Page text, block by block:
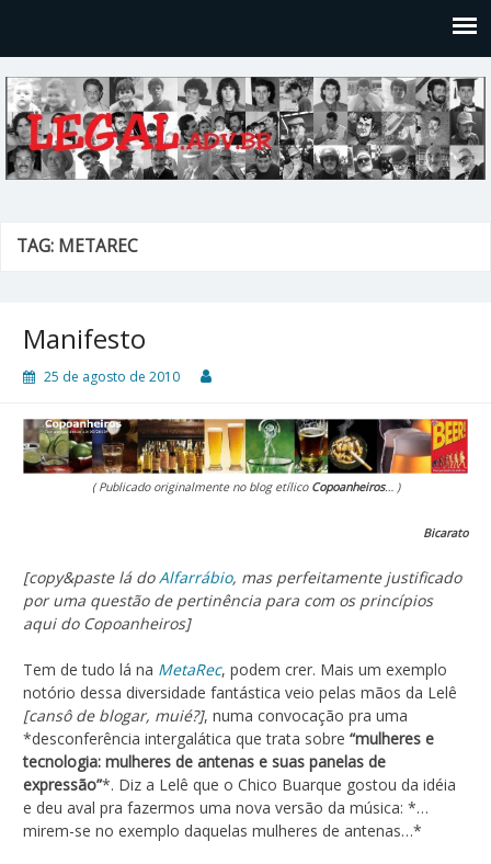
TAG: METAREC
Manifesto
25 de agosto de 2010
( Publicado originalmente no blog etílico Copoanheiros… )
Bicarato
[copy&paste lá doAlfarrábio, mas perfeitamente justificado
por uma questão de pertinência para com os princípios
aqui do Copoanheiros]
Tem de tudo lá na MetaRec, podem crer. Mais um exemplo
notório dessa diversidade fantástica veio pelas mãos da Lelê
[cansô de blogar, muié?], numa convocação pra uma
*desconferência intergalática que trata sobre “mulheres e
tecnologia: mulheres de antenas e suas panelas de
expressão”*. Diz a Lelê que o Chico Buarque gostou da idéia
e deu aval pra fazermos uma nova versão da música: *…
mirem-se no exemplo daquelas mulheres de antenas…*